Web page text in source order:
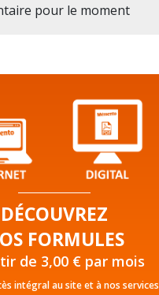
pour le moment
DÉCOUVREZ
FORMULES
de 3,00 € par mois
intégral au site et à nos services